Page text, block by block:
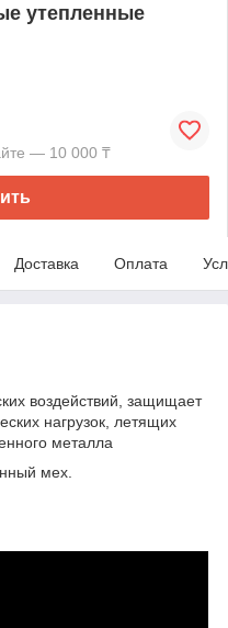
утепленные
— 10 000 ₸
Доставка Оплата
воздействий, защищает
нагрузок, летящих
металла
мех.